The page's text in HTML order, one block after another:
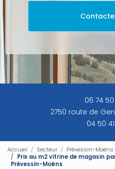
06 74
2750 route de
04 50
Accueil Secteur
Prévessin-Moëns
Prix au m2 vitrine de magasin
Prévessin-Moëns